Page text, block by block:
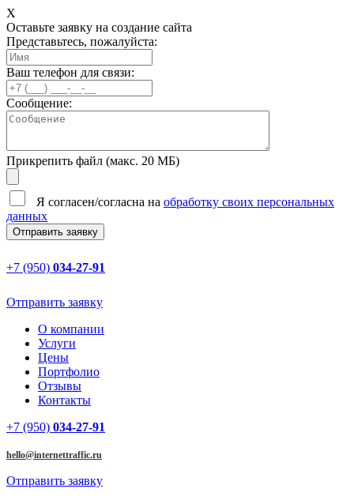
X
Оставьте заявку на создание сайта
Представьтесь, пожалуйста:
Ваш телефон для связи:
Сообщение:
Прикрепить файл (макс. 20 МБ)
Я согласен/согласна на обработку своих персональных
данных
+7 (950) 034-27-91
Отправить заявку
О компании
Услуги
Цены
Портфолио
Отзывы
Контакты
+7 (950) 034-27-91
hello@internettraffic.ru
Отправить заявку